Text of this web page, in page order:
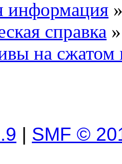
информация
справка »
на сжатом
| SMF ©